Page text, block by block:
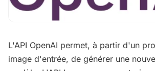
L'API OpenAI permet, à partir d'un
image d'entrée, de générer une